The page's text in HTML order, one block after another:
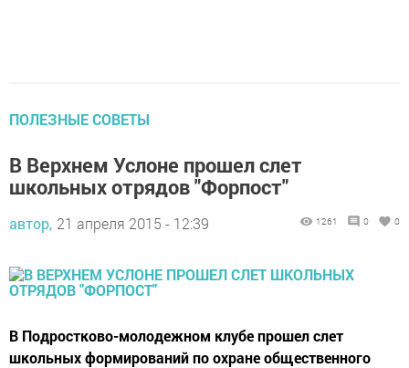
ПОЛЕЗНЫЕ СОВЕТЫ
В Верхнем Услоне прошел слет
школьных отрядов "Форпост"
автор, 21 апреля 2015 - 12:39 1261 0 0
В Подростково-молодежном клубе прошел слет
школьных формирований по охране общественного